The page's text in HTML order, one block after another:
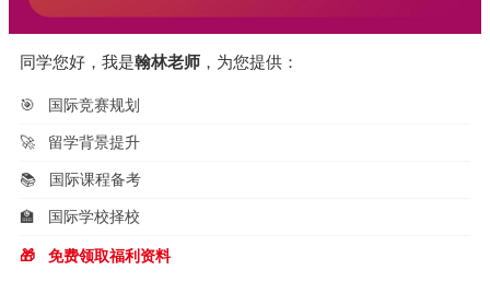
同学您好，我是翰林老师 ，为您提供：
🎯 国际竞赛规划
🚀 留学背景提升
📚 国际课程备考
🏫 国际学校择校
🎁 免费领取福利资料